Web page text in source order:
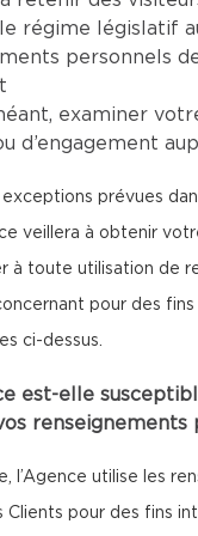
régime législatif
personnels
examiner
d’engagement
prévues
veillera à obtenir
à toute utilisation de
pour des
ci-dessus.
est-elle
renseignements
l’Agence utilise les
Clients pour des fins